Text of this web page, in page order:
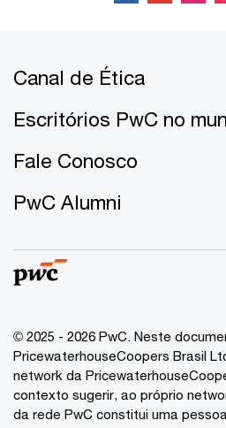
Canal de Ética
Escritórios PwC no
Fale Conosco
PwC Alumni
© 2025 - 2026 PwC. Neste
PricewaterhouseCoopers Brasil
network da
contexto sugerir, ao próprio
da rede PwC constitui uma